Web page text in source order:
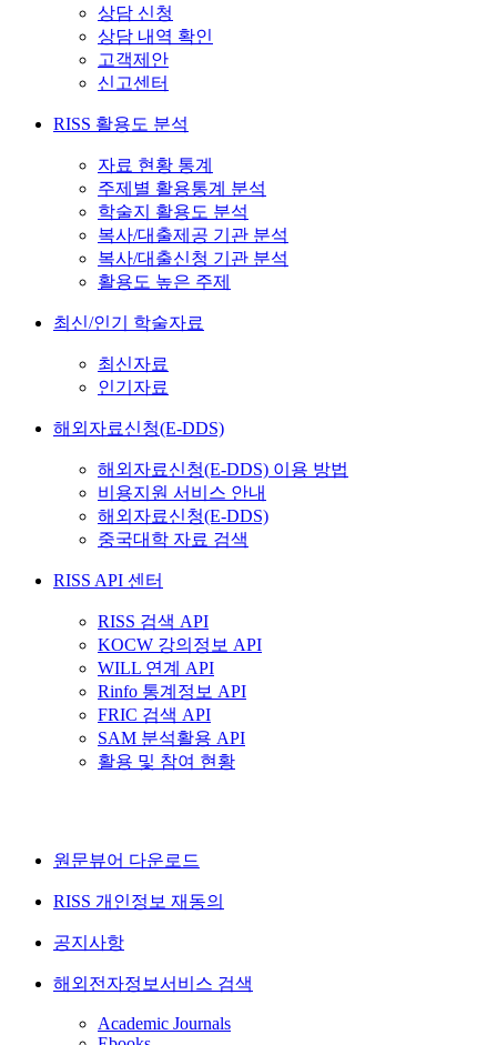
상담 신청
상담 내역 확인
고객제안
신고센터
RISS 활용도 분석
자료 현황 통계
주제별 활용통계 분석
학술지 활용도 분석
복사/대출제공 기관 분석
복사/대출신청 기관 분석
활용도 높은 주제
최신/인기 학술자료
최신자료
인기자료
해외자료신청(E-DDS)
해외자료신청(E-DDS) 이용 방법
비용지원 서비스 안내
해외자료신청(E-DDS)
중국대학 자료 검색
RISS API 센터
RISS 검색 API
KOCW 강의정보 API
WILL 연계 API
Rinfo 통계정보 API
FRIC 검색 API
SAM 분석활용 API
활용 및 참여 현황
원문뷰어 다운로드
RISS 개인정보 재동의
공지사항
해외전자정보서비스 검색
Academic Journals